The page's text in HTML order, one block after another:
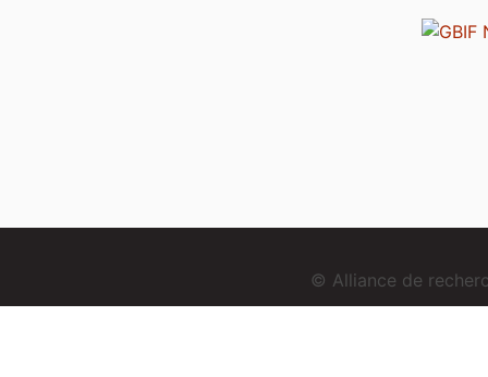
© Alliance de